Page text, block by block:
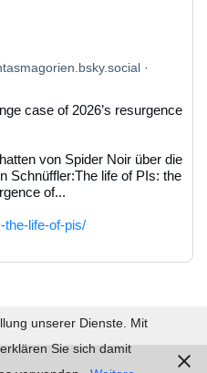
case of 2026’s resurgence
von Spider Noir über die
Schnüffler:The life of PIs: the
of...
the-life-of-pis/
unserer Dienste. Mit
Sie sich damit